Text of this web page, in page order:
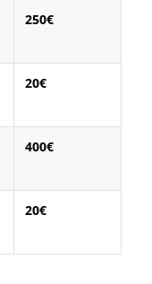
250€
20€
400€
20€